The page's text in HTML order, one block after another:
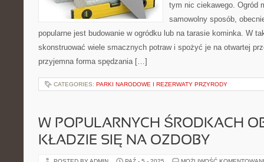
tym nic ciekawego. Ogród
samowolny sposób,
popularne jest budowanie w ogródku lub na tarasie kominka. W
skonstruować wiele smacznych potraw i spożyć je na otwartej
przyjemna forma spędzania […]
CATEGORIES: PARKI NARODOWE I REZERWATY PRZYRODY
W POPULARNYCH ŚRODKACH
KŁADZIE SIĘ NA OZDOBY